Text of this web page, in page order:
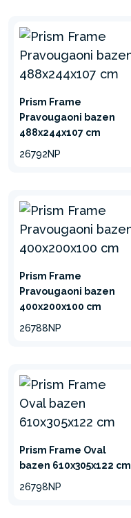
Prism Frame
Pravougaoni bazen
488x244x107 cm
26792NP
Prism Frame
Pravougaoni bazen
400x200x100 cm
26788NP
Prism Frame Oval
bazen 610x305x122 cm
26798NP